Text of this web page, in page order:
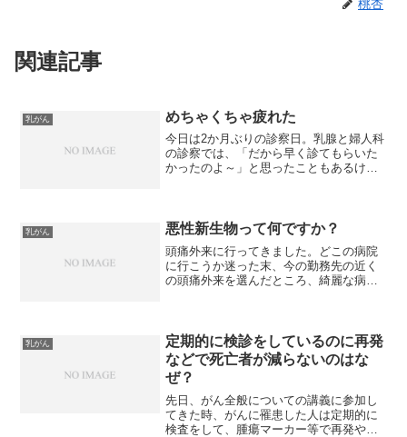
桃杏
関連記事
乳がん めちゃくちゃ疲れた
今日は2か月ぶりの診察日。乳腺と婦人科
の診察では、「だから早く診てもらいた
かったのよ～」と思ったこともあるけれ
たのですが、抗がん剤治...
乳がん 悪性新生物って何ですか？
頭痛外来に行ってきました。どこの病院
に行こうか迷った末、今の勤務先の近く
の頭痛外来を選んだところ、綺麗な病院
書かれていて『悪性腫瘍』...
乳がん
定期的に検診をしているのに再発
などで死亡者が減らないのはな
ぜ？
先日、がん全般についての講義に参加し
てきた時、がんに罹患した人は定期的に
検査をして、腫瘍マーカー等で再発や転